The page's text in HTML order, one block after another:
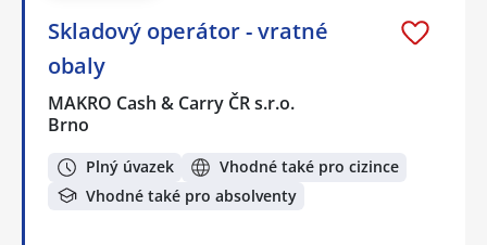
Skladový operátor - vratné
obaly
MAKRO Cash & Carry ČR s.r.o.
Brno
Plný úvazek
Vhodné také pro cizince
Vhodné také pro absolventy